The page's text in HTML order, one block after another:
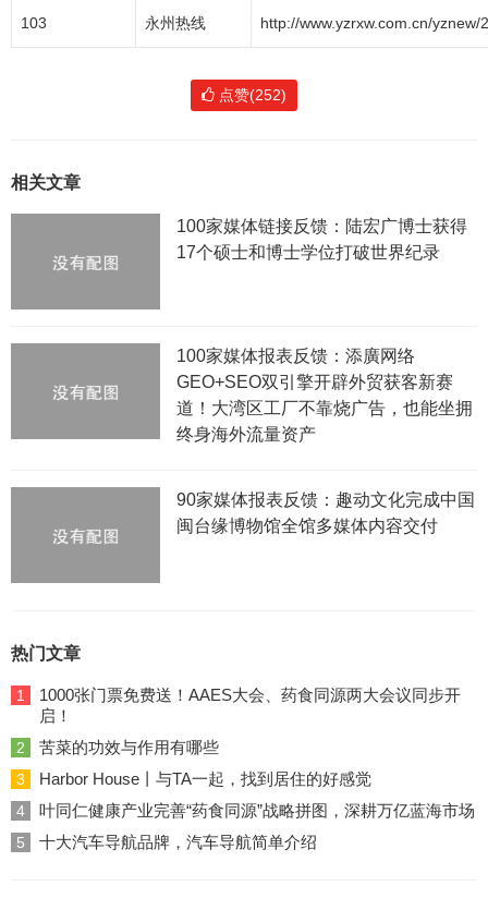
103 永州热线 http://www.yzrxw.com.cn/
点赞(252)
相关文章
100家媒体链接反馈：陆宏广博士获得
17个硕士和博士学位打破世界纪录
100家媒体报表反馈：添廣网络
GEO+SEO双引擎开辟外贸获客新赛
道！大湾区工厂不靠烧广告，也能坐拥
终身海外流量资产
90家媒体报表反馈：趣动文化完成中国
闽台缘博物馆全馆多媒体内容交付
热门文章
1
1000张门票免费送！AAES大会、药食同源两大会议同步开
启！
2 苦菜的功效与作用有哪些
3 Harbor House丨与TA一起，找到居住的好感觉
4 叶同仁健康产业完善“药食同源”战略拼图，深耕万亿蓝海市场
5 十大汽车导航品牌，汽车导航简单介绍